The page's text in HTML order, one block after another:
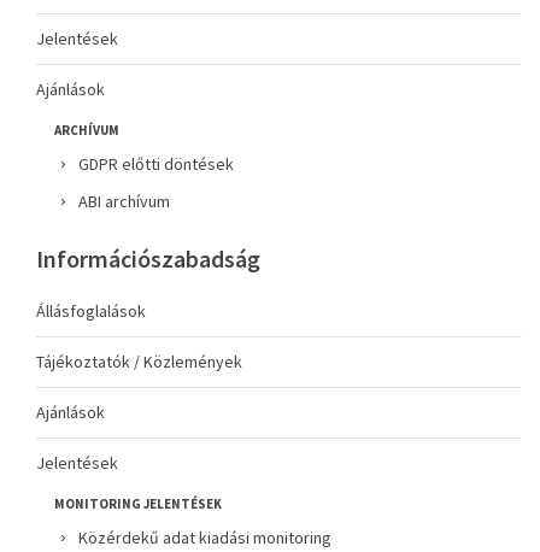
Jelentések
Ajánlások
ARCHÍVUM
GDPR előtti döntések
ABI archívum
Információszabadság
Állásfoglalások
Tájékoztatók / Közlemények
Ajánlások
Jelentések
MONITORING JELENTÉSEK
Közérdekű adat kiadási monitoring